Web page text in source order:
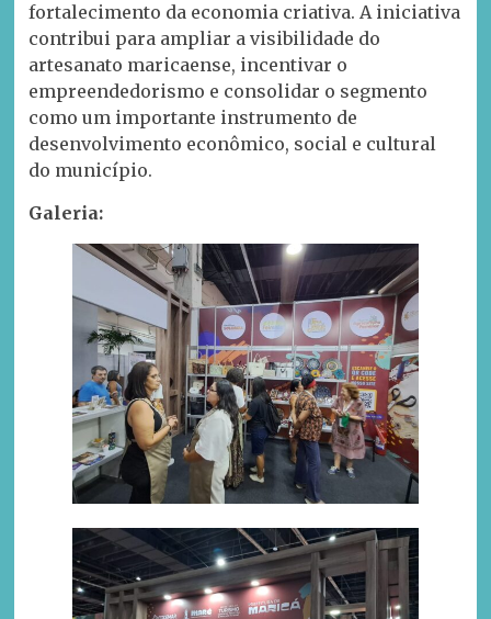
fortalecimento da economia criativa. A iniciativa
contribui para ampliar a visibilidade do
artesanato maricaense, incentivar o
empreendedorismo e consolidar o segmento
como um importante instrumento de
desenvolvimento econômico, social e cultural
do município.
Galeria: